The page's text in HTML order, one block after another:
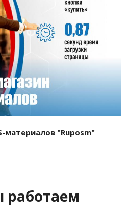
проект
материалов "Ruposm"
работаем